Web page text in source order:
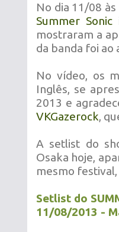
No dia 11/08
Summer Sonic
mostraram a
da banda foi ao
No vídeo, os
Inglês, se
2013 e
VKGazerock,
A setlist do
Osaka hoje,
mesmo
Setlist do
11/08/2013 -